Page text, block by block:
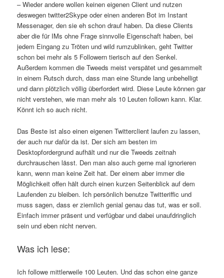
– Wieder andere wollen keinen eigenen Client und nutzen
deswegen twitter2Skype oder einen anderen Bot im Instant
Messenager, den sie eh schon drauf haben. Da diese Clients
aber die für IMs ohne Frage sinnvolle Eigenschaft haben, bei
jedem Eingang zu Tröten und wild rumzublinken, geht Twitter
schon bei mehr als 5 Followern tierisch auf den Senkel.
Außerdem kommen die Tweeds meist verspätet und gesammelt
in einem Rutsch durch, dass man eine Stunde lang unbehelligt
und dann plötzlich völlig überfordert wird. Diese Leute können gar
nicht verstehen, wie man mehr als 10 Leuten follown kann. Klar.
Könnt ich so auch nicht.
Das Beste ist also einen eigenen Twitterclient laufen zu lassen,
der auch nur dafür da ist. Der sich am besten im
Desktopfordergrund aufhält und nur die Tweeds zeitnah
durchrauschen lässt. Den man also auch gerne mal ignorieren
kann, wenn man keine Zeit hat. Der einem aber immer die
Möglichkeit offen hält durch einen kurzen Seitenblick auf dem
Laufenden zu bleiben. Ich persönlich benutze Twitteriffic und
muss sagen, dass er ziemlich genial genau das tut, was er soll.
Einfach immer präsent und verfügbar und dabei unaufdringlich
sein und eben nicht nerven.
Was ich lese:
Ich followe mittlerweile 100 Leuten. Und das schon eine ganze